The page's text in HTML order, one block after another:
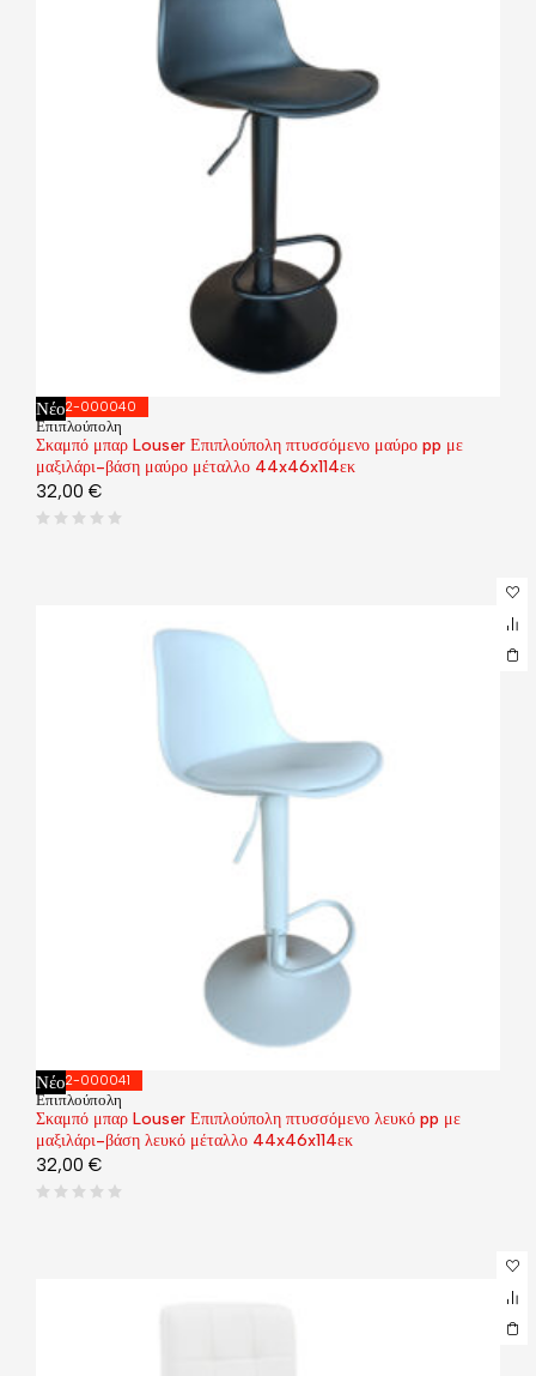
Νέο292-000040
Επιπλούπολη
Σκαμπό μπαρ Louser Επιπλούπολη πτυσσόμενο μαύρο pp με
μαξιλάρι-βάση μαύρο μέταλλο 44x46x114εκ
32,00 €
Νέο292-000041
Επιπλούπολη
Σκαμπό μπαρ Louser Επιπλούπολη πτυσσόμενο λευκό pp με
μαξιλάρι-βάση λευκό μέταλλο 44x46x114εκ
32,00 €